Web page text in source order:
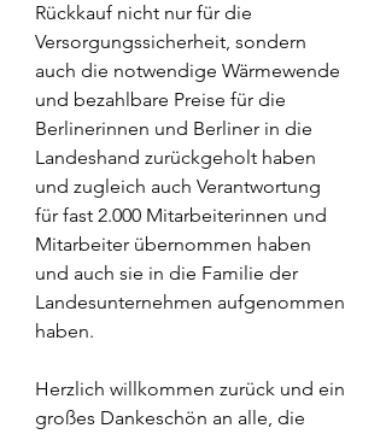
Rückkauf nicht nur für die
Versorgungssicherheit, sondern
auch die notwendige Wärmewende
und bezahlbare Preise für die
Berlinerinnen und Berliner in die
Landeshand zurückgeholt haben
und zugleich auch Verantwortung
für fast 2.000 Mitarbeiterinnen und
Mitarbeiter übernommen haben
und auch sie in die Familie der
Landesunternehmen aufgenommen
haben.
Herzlich willkommen zurück und ein
großes Dankeschön an alle, die